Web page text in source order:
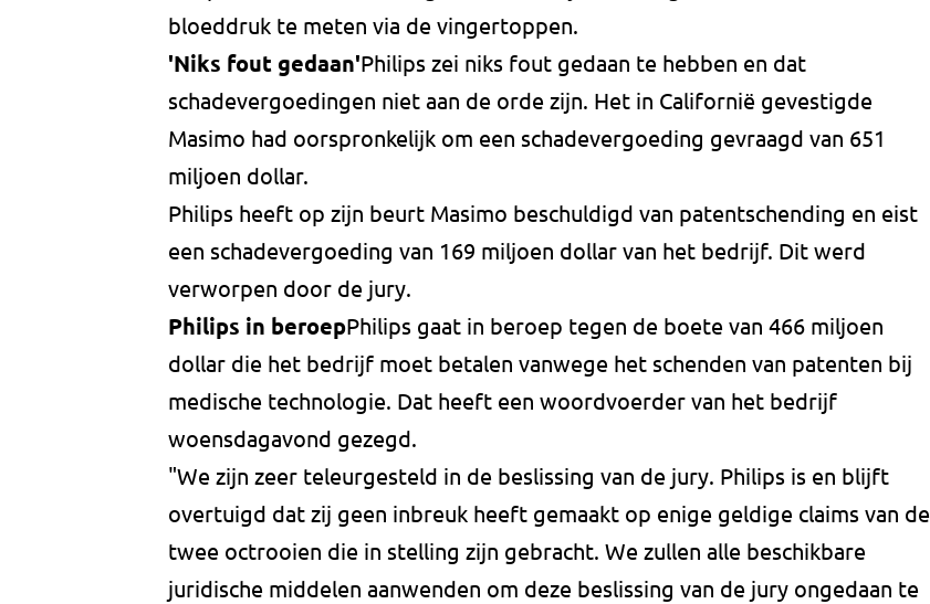
bloeddruk te meten via de vingertoppen.
'Niks fout gedaan'Philips zei niks fout gedaan te hebben en dat
schadevergoedingen niet aan de orde zijn. Het in Californië gevestigde
Masimo had oorspronkelijk om een schadevergoeding gevraagd van 651
miljoen dollar.
Philips heeft op zijn beurt Masimo beschuldigd van patentschending en eist
een schadevergoeding van 169 miljoen dollar van het bedrijf. Dit werd
verworpen door de jury.
Philips in beroepPhilips gaat in beroep tegen de boete van 466 miljoen
dollar die het bedrijf moet betalen vanwege het schenden van patenten bij
medische technologie. Dat heeft een woordvoerder van het bedrijf
woensdagavond gezegd.
"We zijn zeer teleurgesteld in de beslissing van de jury. Philips is en blijft
overtuigd dat zij geen inbreuk heeft gemaakt op enige geldige claims van de
twee octrooien die in stelling zijn gebracht. We zullen alle beschikbare
juridische middelen aanwenden om deze beslissing van de jury ongedaan te